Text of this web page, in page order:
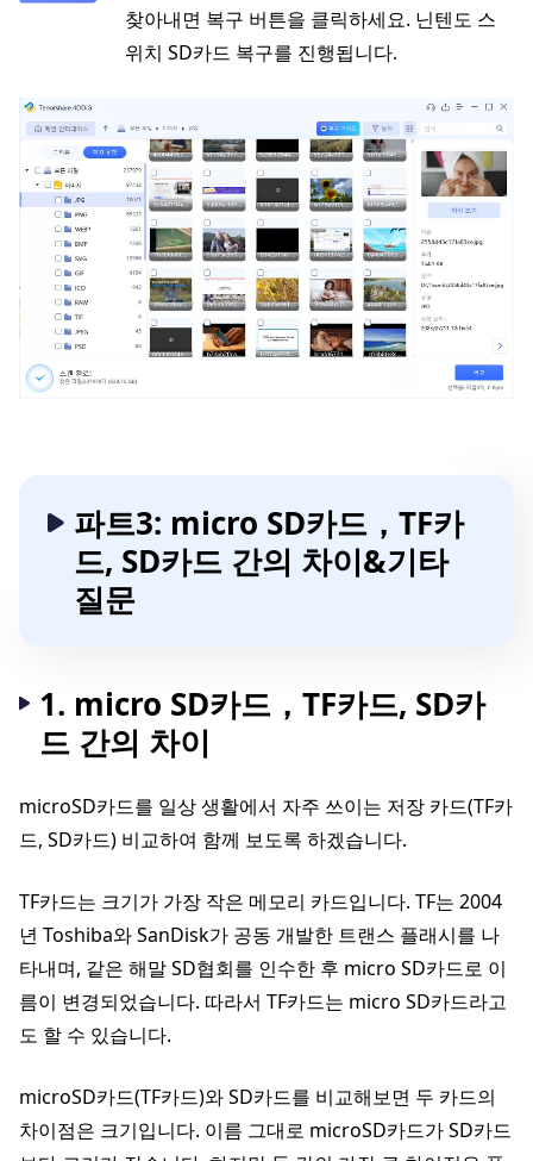
찾아내면 복구 버튼을 클릭하세요. 닌텐도 스
위치 SD카드 복구를 진행됩니다.
파트3: micro SD카드，TF카
드, SD카드 간의 차이&기타
질문
1. micro SD카드，TF카드, SD카
드 간의 차이
microSD카드를 일상 생활에서 자주 쓰이는 저장 카드(TF카
드, SD카드) 비교하여 함께 보도록 하겠습니다.
TF카드는 크기가 가장 작은 메모리 카드입니다. TF는 2004
년 Toshiba와 SanDisk가 공동 개발한 트랜스 플래시를 나
타내며, 같은 해말 SD협회를 인수한 후 micro SD카드로 이
름이 변경되었습니다. 따라서 TF카드는 micro SD카드라고
도 할 수 있습니다.
microSD카드(TF카드)와 SD카드를 비교해보면 두 카드의
차이점은 크기입니다. 이름 그대로 microSD카드가 SD카드